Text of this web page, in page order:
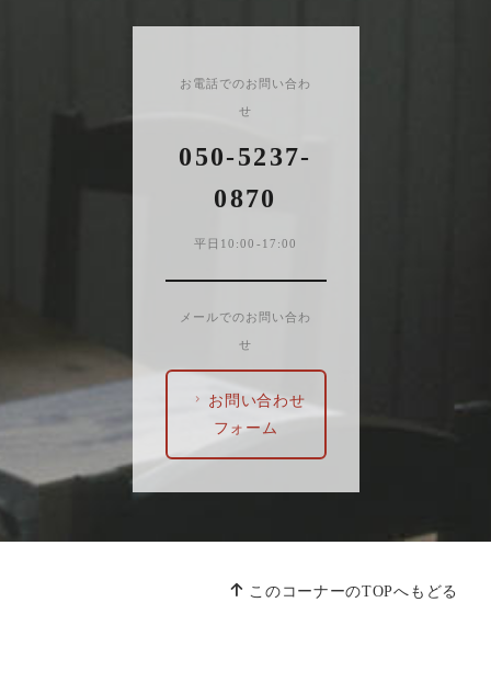
お電話でのお問い合わ
せ
050-5237-
0870
平日10:00-17:00
メールでのお問い合わ
せ
お問い合わせ
フォーム
このコーナーのTOPへもどる